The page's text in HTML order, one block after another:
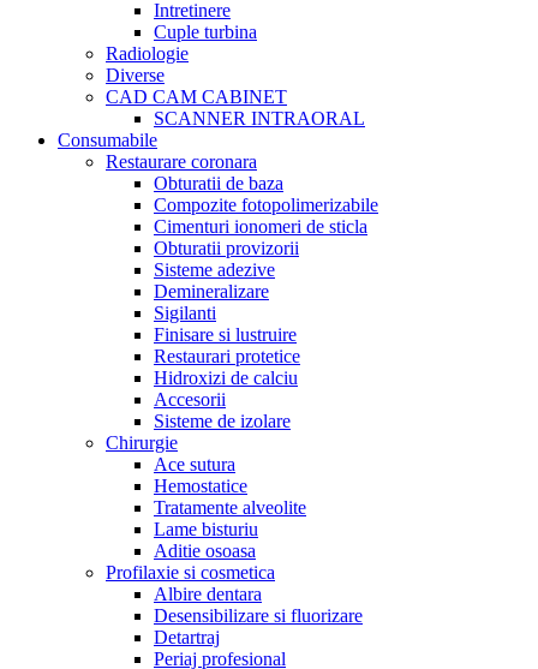
Intretinere
Cuple turbina
Radiologie
Diverse
CAD CAM CABINET
SCANNER INTRAORAL
Consumabile
Restaurare coronara
Obturatii de baza
Compozite fotopolimerizabile
Cimenturi ionomeri de sticla
Obturatii provizorii
Sisteme adezive
Demineralizare
Sigilanti
Finisare si lustruire
Restaurari protetice
Hidroxizi de calciu
Accesorii
Sisteme de izolare
Chirurgie
Ace sutura
Hemostatice
Tratamente alveolite
Lame bisturiu
Aditie osoasa
Profilaxie si cosmetica
Albire dentara
Desensibilizare si fluorizare
Detartraj
Periaj profesional